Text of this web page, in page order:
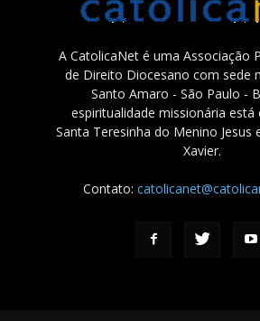
A CatolicaNet é uma Associação
de Direito Diocesano com sede
Santo Amaro - São Paulo -
espiritualidade missionária está
Santa Teresinha do Menino Jesus
Xavier.
Contato: